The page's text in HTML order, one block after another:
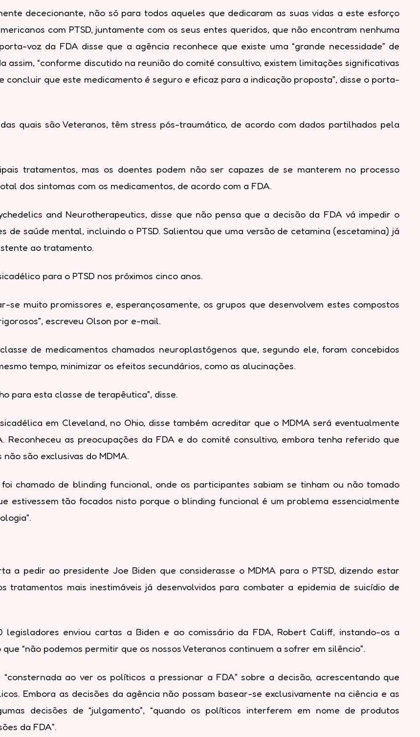
dececionante, não só para todos aqueles que dedicaram as suas vidas a este esforço
com PTSD, juntamente com os seus entes queridos, que não encontram nenhuma
voz da FDA disse que a agência reconhece que existe uma “grande necessidade” de
assim, “conforme discutido na reunião do comité consultivo, existem limitações significativas
concluir que este medicamento é seguro e eficaz para a indicação proposta”, disse o porta-
quais são Veteranos, têm stress pós-traumático, de acordo com dados partilhados pela
tratamentos, mas os doentes podem não ser capazes de se manterem no processo
dos sintomas com os medicamentos, de acordo com a FDA.
and Neurotherapeutics, disse que não pensa que a decisão da FDA vá impedir o
de saúde mental, incluindo o PTSD. Salientou que uma versão de cetamina (escetamina) já
ao tratamento.
para o PTSD nos próximos cinco anos.
se muito promissores e, esperançosamente, os grupos que desenvolvem estes compostos
escreveu Olson por e-mail.
de medicamentos chamados neuroplastógenos que, segundo ele, foram concebidos
tempo, minimizar os efeitos secundários, como as alucinações.
para esta classe de terapêutica”, disse.
em Cleveland, no Ohio, disse também acreditar que o MDMA será eventualmente
Reconheceu as preocupações da FDA e do comité consultivo, embora tenha referido que
são exclusivas do MDMA.
chamado de blinding funcional, onde os participantes sabiam se tinham ou não tomado
estivessem tão focados nisto porque o blinding funcional é um problema essencialmente
a pedir ao presidente Joe Biden que considerasse o MDMA para o PTSD, dizendo estar
tratamentos mais inestimáveis já desenvolvidos para combater a epidemia de suicídio de
enviou cartas a Biden e ao comissário da FDA, Robert Califf, instando-os a
“não podemos permitir que os nossos Veteranos continuem a sofrer em silêncio”.
ao ver os políticos a pressionar a FDA” sobre a decisão, acrescentando que
Embora as decisões da agência não possam basear-se exclusivamente na ciência e as
decisões de “julgamento”, “quando os políticos interferem em nome de produtos
da FDA”.